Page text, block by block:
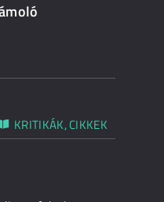
KRITIKÁK, CIKKEK